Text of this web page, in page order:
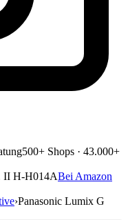
500+ Shops · 43.000+
II H-H014ABei Amazon
›Panasonic Lumix G